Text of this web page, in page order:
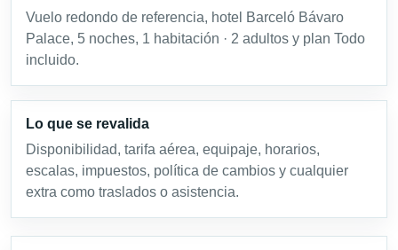
Vuelo redondo de referencia, hotel Barceló Bávaro
Palace, 5 noches, 1 habitación · 2 adultos y plan Todo
incluido.
Lo que se revalida
Disponibilidad, tarifa aérea, equipaje, horarios,
escalas, impuestos, política de cambios y cualquier
extra como traslados o asistencia.